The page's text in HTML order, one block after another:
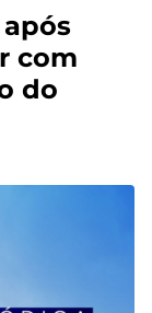
com
do